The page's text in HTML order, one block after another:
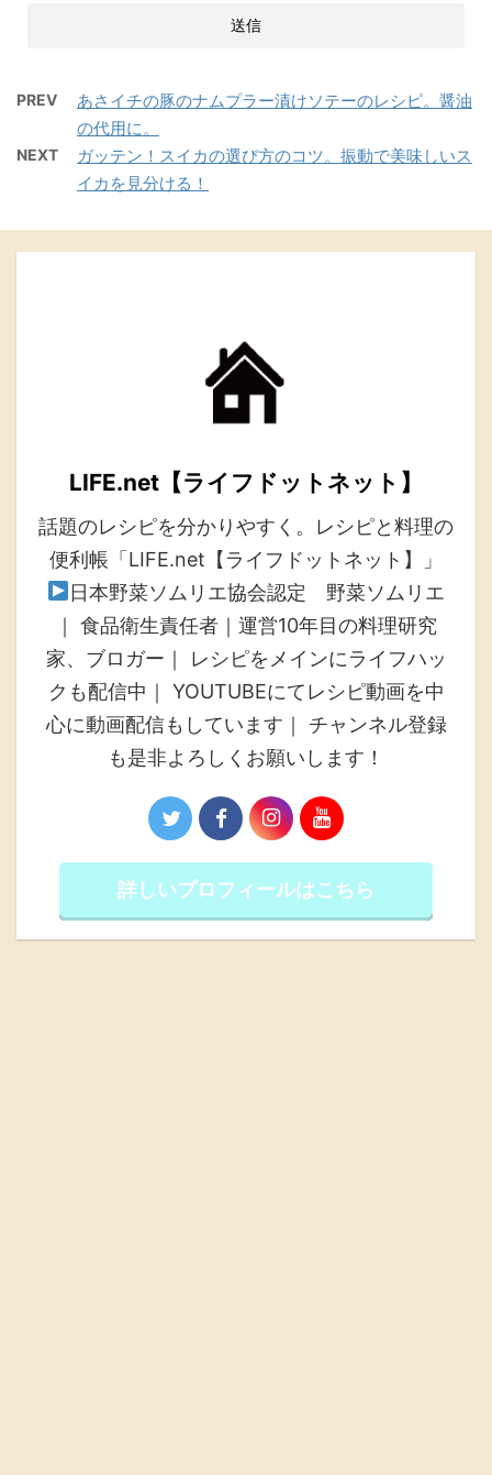
PREV
あさイチの豚のナムプラー漬けソテーのレシピ。醤油
の代用に。
NEXT
ガッテン！スイカの選び方のコツ。振動で美味しいス
イカを見分ける！
LIFE.net【ライフドットネット】
話題のレシピを分かりやすく。レシピと料理の
便利帳「LIFE.net【ライフドットネット】」
日本野菜ソムリエ協会認定 野菜ソムリエ
｜ 食品衛生責任者｜運営10年目の料理研究
家、ブロガー｜ レシピをメインにライフハッ
クも配信中｜ YOUTUBEにてレシピ動画を中
心に動画配信もしています｜ チャンネル登録
も是非よろしくお願いします！
詳しいプロフィールはこちら